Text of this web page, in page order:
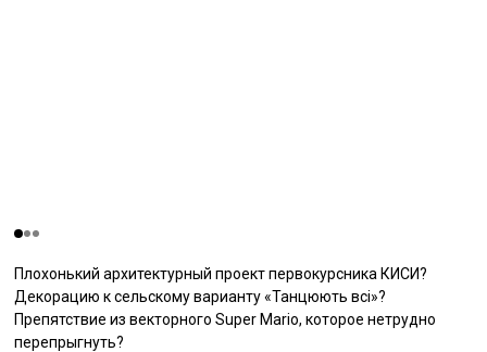
Плохонький архитектурный проект первокурсника КИСИ?
Декорацию к сельскому варианту «Танцюють всі»?
Препятствие из векторного Super Mario, которое нетрудно
перепрыгнуть?